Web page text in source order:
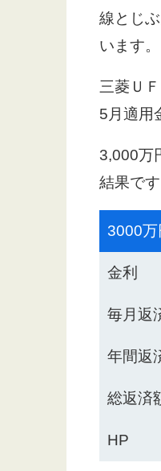
線とじ
います。
三菱Ｕ
5月適用
3,000万
結果です
3000万
金利
毎月返
年間返
総返済
HP